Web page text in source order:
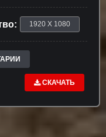
1920 X 1080
СКАЧАТЬ